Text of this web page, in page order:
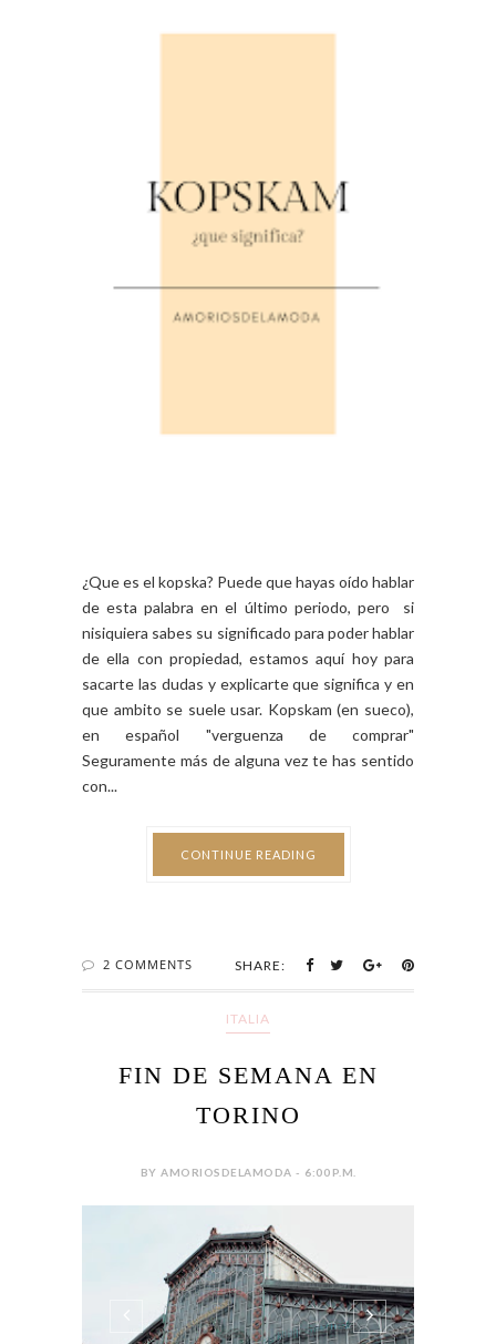
¿Que es el kopska? Puede que hayas oído hablar
de esta palabra en el último periodo, pero si
nisiquiera sabes su significado para poder hablar
de ella con propiedad, estamos aquí hoy para
sacarte las dudas y explicarte que significa y en
que ambito se suele usar. Kopskam (en sueco),
en español "verguenza de comprar"
Seguramente más de alguna vez te has sentido
con...
CONTINUE READING
2 COMMENTS SHARE:
ITALIA
FIN DE SEMANA EN
TORINO
BY AMORIOSDELAMODA - 6:00 P.M.